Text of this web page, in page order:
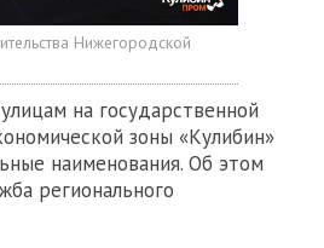
Нижегородской
на государственной
зоны «Кулибин»
наименования. Об этом
регионального